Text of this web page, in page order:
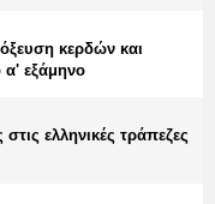
κερδών και
α' εξάμηνο
ελληνικές τράπεζες